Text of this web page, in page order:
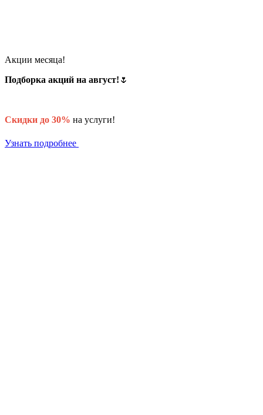
Акции месяца!
Подборка акций на август! 🌷
Скидки до 30% на услуги!
Узнать подробнее